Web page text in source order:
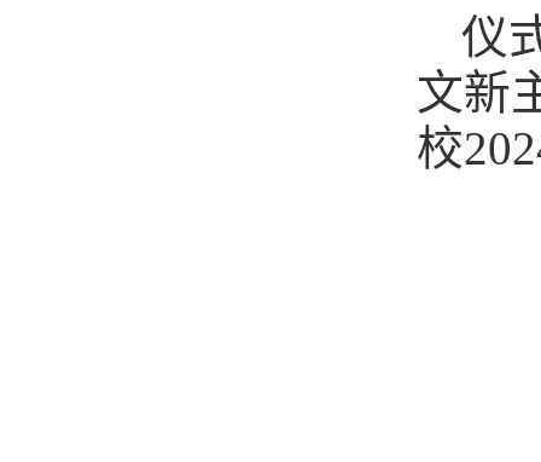
仪
文新
校